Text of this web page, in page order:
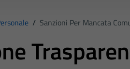
/ Sanzioni Per Mancata